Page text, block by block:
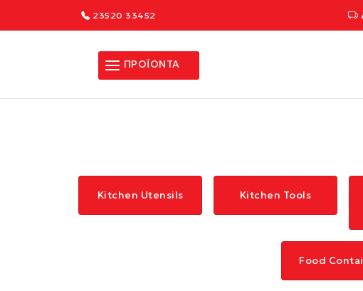
23520 33452
ΠΡΟΪΟΝΤΑ
Kitchen Utensils Kitchen Tools
Food